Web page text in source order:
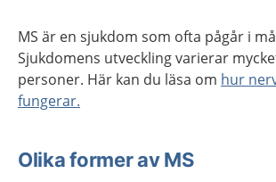
MS är en sjukdom som ofta pågår i
Sjukdomens utveckling varierar
personer. Här kan du läsa om hur
fungerar.
Olika former av MS